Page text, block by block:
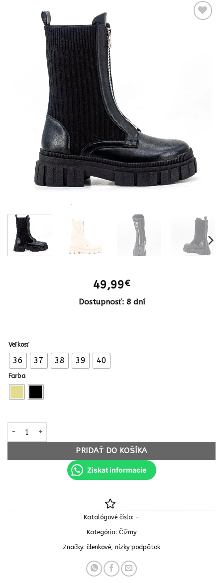
49,99€
Dostupnosť: 8 dní
Veľkosť
36 37 38 39 40
Farba
PRIDAŤ DO KOŠÍKA
Ziskat informacie
Katalógové číslo: -
Kategória: Čižmy
Značky: členkové nízky podpätok